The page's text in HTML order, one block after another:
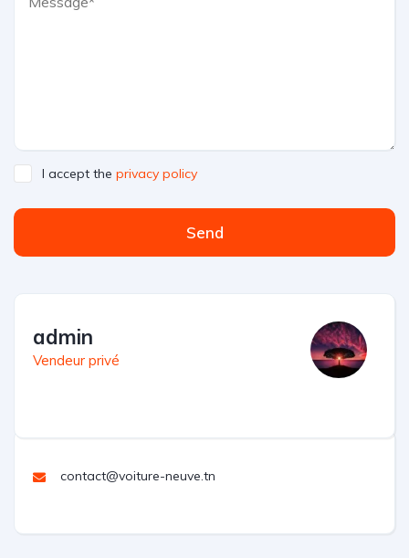
I accept the privacy policy
Send
admin
Vendeur privé
contact@voiture-neuve.tn